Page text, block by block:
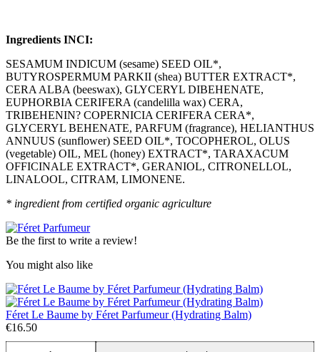
Ingredients INCI:
SESAMUM INDICUM (sesame) SEED OIL*,
BUTYROSPERMUM PARKII (shea) BUTTER EXTRACT*,
CERA ALBA (beeswax), GLYCERYL DIBEHENATE,
EUPHORBIA CERIFERA (candelilla wax) CERA,
TRIBEHENIN? COPERNICIA CERIFERA CERA*,
GLYCERYL BEHENATE, PARFUM (fragrance), HELIANTHUS
ANNUUS (sunflower) SEED OIL*, TOCOPHEROL, OLUS
(vegetable) OIL, MEL (honey) EXTRACT*, TARAXACUM
OFFICINALE EXTRACT*, GERANIOL, CITRONELLOL,
LINALOOL, CITRAM, LIMONENE.
* ingredient from certified organic agriculture
Be the first to write a review!
You might also like
Féret Le Baume by Féret Parfumeur (Hydrating Balm)
€16.50